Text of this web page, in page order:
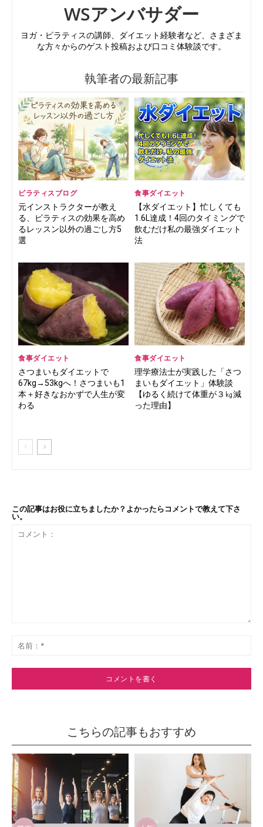
WSアンバサダー
ヨガ・ピラティスの講師、ダイエット経験者など、さまざま
な方々からのゲスト投稿および口コミ体験談です。
執筆者の最新記事
ピラティスブログ
元インストラクターが教え
る、ピラティスの効果を高め
るレッスン以外の過ごし方5
選
食事ダイエット
【水ダイエット】忙しくても
1.6L達成！4回のタイミングで
飲むだけ私の最強ダイエット
法
食事ダイエット
さつまいもダイエットで
67kg→53kgへ！さつまいも1
本＋好きなおかずで人生が変
わる
食事ダイエット
理学療法士が実践した「さつ
まいもダイエット」体験談
【ゆるく続けて体重が３㎏減
った理由】
この記事はお役に立ちましたか？よかったらコメントで教えて下さ
い。
ト：
*
こちらの記事もおすすめ